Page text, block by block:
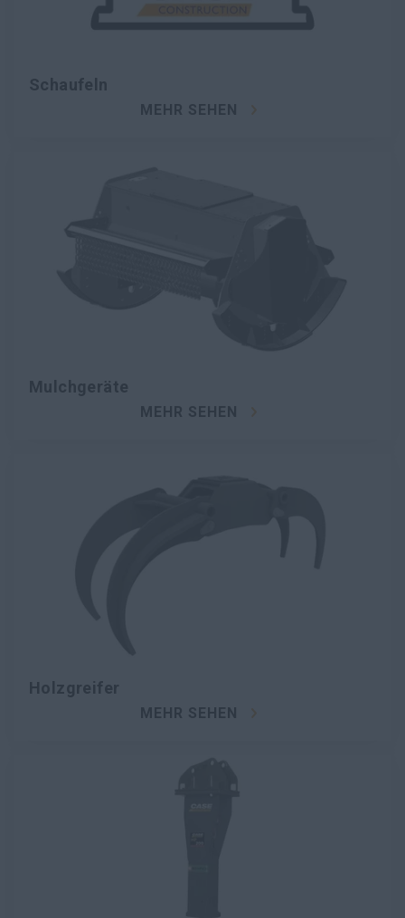
Schaufeln
MEHR SEHEN
Mulchgeräte
MEHR SEHEN
Holzgreifer
MEHR SEHEN